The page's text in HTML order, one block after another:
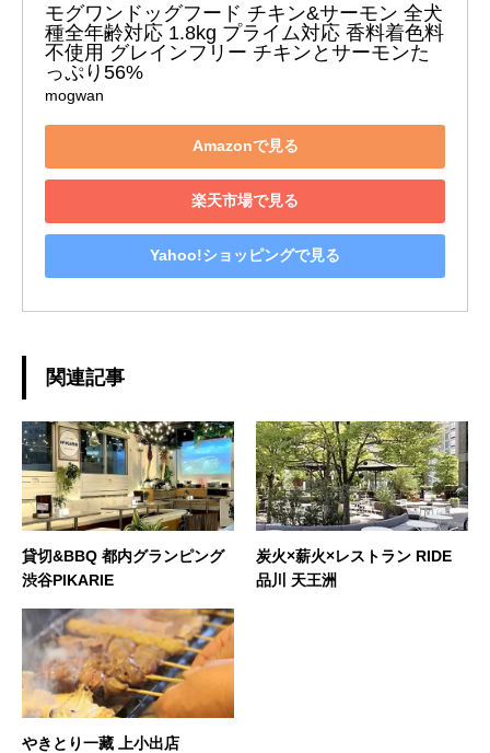
モグワンドッグフード チキン&サーモン 全犬
種全年齢対応 1.8kg プライム対応 香料着色料
不使用 グレインフリー チキンとサーモンた
っぷり56%
mogwan
Amazonで見る
楽天市場で見る
Yahoo!ショッピングで見る
関連記事
貸切&BBQ 都内グランピング
渋谷PIKARIE
炭火×薪火×レストラン RIDE
品川 天王洲
やきとり一藏 上小出店